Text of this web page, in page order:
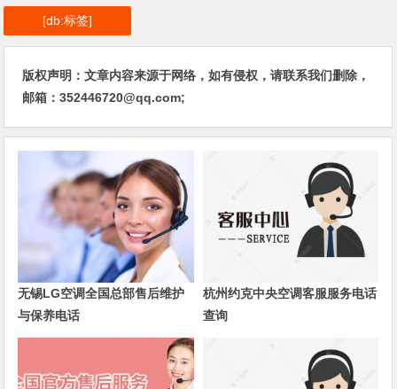
[db:标签]
版权声明：文章内容来源于网络，如有侵权，请联系我们删除，
邮箱：352446720@qq.com;
无锡LG空调全国总部售后维护
与保养电话
杭州约克中央空调客服服务电话
查询